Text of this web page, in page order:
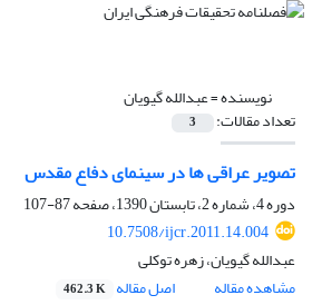
نویسنده =عبدالله گیویان
تعداد مقالات: 3
تصویر عراقی ها در سینمای دفاع مقدس
دوره 4، شماره 2، تابستان 1390، صفحه
87-107
10.7508/ijcr.2011.14.004
عبدالله گیویان، زهره توکلی
مشاهده مقاله
اصل مقاله 462.3 K